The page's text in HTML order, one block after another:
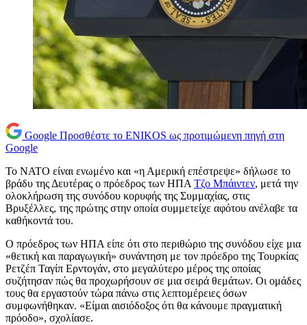
Google Προσθέστε το ENIKOS ως προτιμώμενη πηγή στη
Google
Το ΝΑΤΟ είναι ενωμένο και «η Αμερική επέστρεψε» δήλωσε το
βράδυ της Δευτέρας ο πρόεδρος των ΗΠΑ Τζο Μπάιντεν, μετά την
ολοκλήρωση της συνόδου κορυφής της Συμμαχίας, στις
Βρυξέλλες, της πρώτης στην οποία συμμετείχε αφότου ανέλαβε τα
καθήκοντά του.
Ο πρόεδρος των ΗΠΑ είπε ότι στο περιθώριο της συνόδου είχε μια
«θετική και παραγωγική» συνάντηση με τον πρόεδρο της Τουρκίας
Ρετζέπ Ταγίπ Ερντογάν, στο μεγαλύτερο μέρος της οποίας
συζήτησαν πώς θα προχωρήσουν σε μια σειρά θεμάτων. Οι ομάδες
τους θα εργαστούν τώρα πάνω στις λεπτομέρειες όσων
συμφωνήθηκαν. «Είμαι αισιόδοξος ότι θα κάνουμε πραγματική
πρόοδο», σχολίασε.